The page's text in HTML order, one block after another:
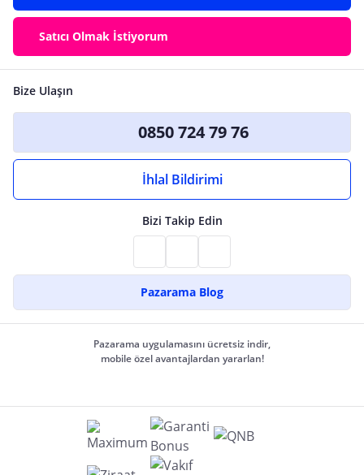
Satıcı Olmak İstiyorum
Bize Ulaşın
0850 724 79 76
İhlal Bildirimi
Bizi Takip Edin
Pazarama Blog
Pazarama uygulamasını ücretsiz indir,
mobile özel avantajlardan yararlan!